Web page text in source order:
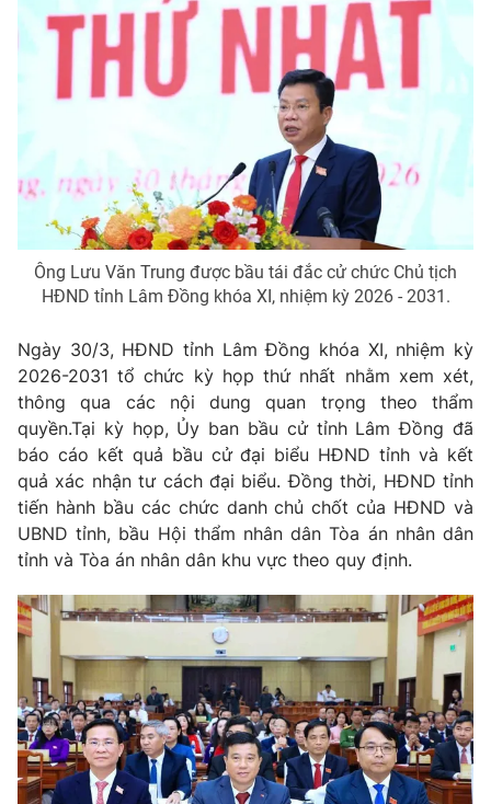
Sản phẩm
Thị trường
Lịch phát sóng
Chuyên mục khác
Emagazine Podcast
Photo Infographic
Shorts video
VTV Money VTV Thể thao
VTV Sức khoẻ Bất động sản
Thị trường 24h Tấm lòng Việt
VTV4 Vươn mình bằng AI
VTV9 VTV8
Liên hệ tòa soạn English
Ông Lưu Văn Trung được bầu tái đắc cử chức Chủ tịch
HĐND tỉnh Lâm Đồng khóa XI, nhiệm kỳ 2026 - 2031.
Ngày 30/3, HĐND tỉnh Lâm Đồng khóa XI, nhiệm kỳ
2026-2031 tổ chức kỳ họp thứ nhất nhằm xem xét,
thông qua các nội dung quan trọng theo thẩm
quyền.Tại kỳ họp, Ủy ban bầu cử tỉnh Lâm Đồng đã
báo cáo kết quả bầu cử đại biểu HĐND tỉnh và kết
quả xác nhận tư cách đại biểu. Đồng thời, HĐND tỉnh
tiến hành bầu các chức danh chủ chốt của HĐND và
UBND tỉnh, bầu Hội thẩm nhân dân Tòa án nhân dân
tỉnh và Tòa án nhân dân khu vực theo quy định.